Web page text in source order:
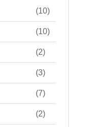
(10)
(10)
(2)
(3)
(7)
(2)